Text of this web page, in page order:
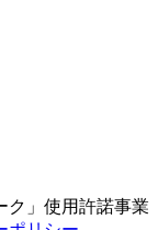
ク」使用許諾事業